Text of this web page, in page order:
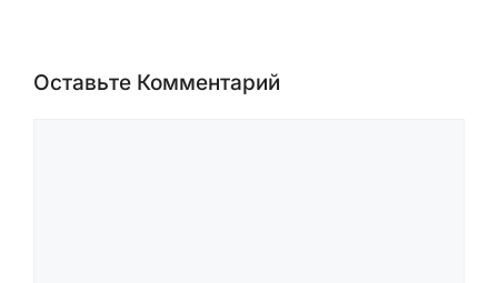
отчётов исследователей. Статьи